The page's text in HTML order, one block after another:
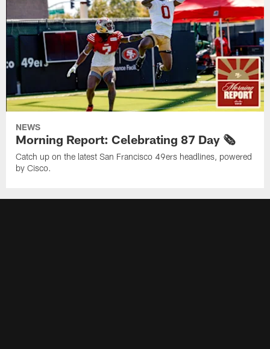
NEWS
Morning Report: Celebrating 87 Day 🗞️
Catch up on the latest San Francisco 49ers headlines, powered
by Cisco.